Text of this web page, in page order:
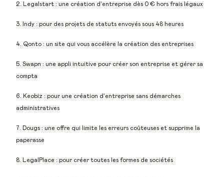
2. Legalstart : une création d’entreprise dès 0 € hors frais légaux
3. Indy : pour des projets de statuts envoyés sous 48 heures
4. Qonto : un site qui vous accélère la création des entreprises
5. Swapn : une appli intuitive pour créer son entreprise et gérer sa
compta
6. Keobiz : pour une création d’entreprise sans démarches
administratives
7. Dougs : une offre qui limite les erreurs coûteuses et supprime la
paperasse
8. LegalPlace : pour créer toutes les formes de sociétés